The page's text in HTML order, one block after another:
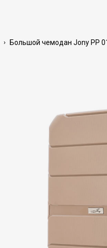
› Большой чемодан Jony PP